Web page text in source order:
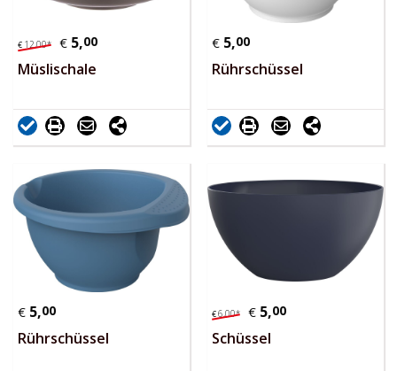
€ 12,00* € 5,00
Müslischale
€ 5,00
Rührschüssel
€ 5,00
Rührschüssel
€6,00* € 5,00
Schüssel